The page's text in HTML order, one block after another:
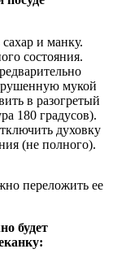
и манку.
состояния.
мукой
в разогретый
180 градусов).
духовку
(не полного).
переложить ее
будет